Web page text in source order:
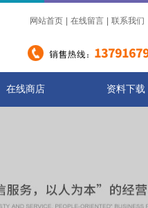
网站首页 在线留言 联系我们
在线商店 资料下载